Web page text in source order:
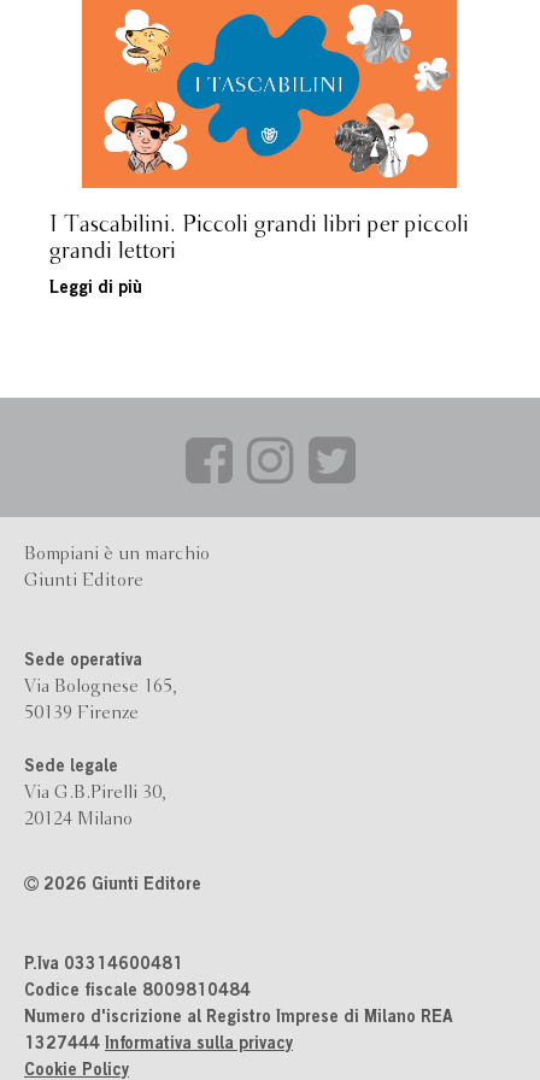
I Tascabilini. Piccoli grandi libri per piccoli
grandi lettori
Leggi di più
Bompiani è un marchio
Giunti Editore
Sede operativa
Via Bolognese 165,
50139 Firenze
Sede legale
Via G.B.Pirelli 30,
20124 Milano
2026 Giunti Editore
P.Iva 03314600481
Codice fiscale 8009810484
Numero d'iscrizione al Registro Imprese di Milano REA
1327444 Informativa sulla privacy
Cookie Policy